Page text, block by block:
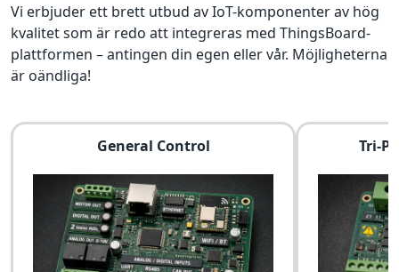
Vi erbjuder ett brett utbud av IoT-komponenter av hög
kvalitet som är redo att integreras med ThingsBoard-
plattformen – antingen din egen eller vår. Möjligheterna
är oändliga!
General Control Tri-